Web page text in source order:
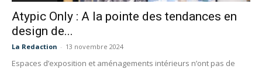
Atypic Only : A la pointe des tendances en
design de...
La Redaction - 13 novembre 2024
Espaces d’exposition et aménagements intérieurs n’ont pas de